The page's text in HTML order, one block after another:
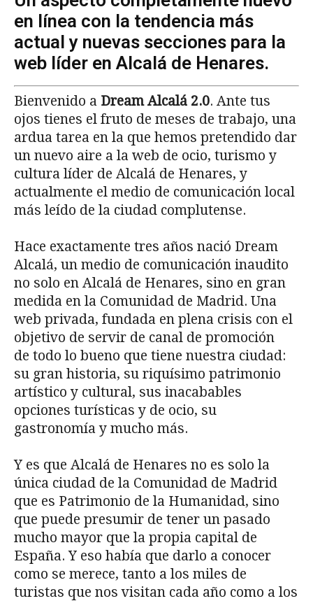
en línea con la tendencia más
actual y nuevas secciones para la
web líder en Alcalá de Henares.
Bienvenido a Dream Alcalá 2.0. Ante tus
ojos tienes el fruto de meses de trabajo, una
ardua tarea en la que hemos pretendido dar
un nuevo aire a la web de ocio, turismo y
cultura líder de Alcalá de Henares, y
actualmente el medio de comunicación local
más leído de la ciudad complutense.
Hace exactamente tres años nació Dream
Alcalá, un medio de comunicación inaudito
no solo en Alcalá de Henares, sino en gran
medida en la Comunidad de Madrid. Una
web privada, fundada en plena crisis con el
objetivo de servir de canal de promoción
de todo lo bueno que tiene nuestra ciudad:
su gran historia, su riquísimo patrimonio
artístico y cultural, sus inacabables
opciones turísticas y de ocio, su
gastronomía y mucho más.
Y es que Alcalá de Henares no es solo la
única ciudad de la Comunidad de Madrid
que es Patrimonio de la Humanidad, sino
que puede presumir de tener un pasado
mucho mayor que la propia capital de
España. Y eso había que darlo a conocer
como se merece, tanto a los miles de
turistas que nos visitan cada año como a los